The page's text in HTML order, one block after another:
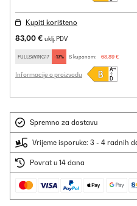
Kupiti korišteno
83,00 € uklj. PDV
FULLSWING17 -17% S kuponom: 68,89 €
Informacije o proizvodu
Spremno za dostavu
Vrijeme isporuke: 3 - 4 radnih
Povrat u 14 dana